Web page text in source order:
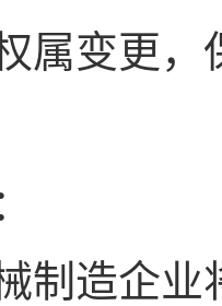
属变更，
制造企业